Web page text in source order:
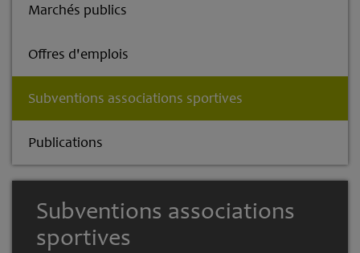
Marchés publics
Offres d'emplois
Subventions associations sportives
Publications
Subventions associations
sportives